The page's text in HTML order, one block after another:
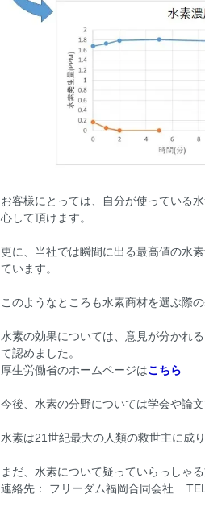
お客様にとっては、自分が使っている
心して頂けます。
更に、当社では瞬間に出る最高値の水
ています。
このようなところも水素商材を選ぶ際
水素の効果については、意見が分かれ
て認めました。
厚生労働省のホームページはこちら
今後、水素の分野については学会や論
水素は21世紀最大の人類の救世主に成
まだ、水素について疑っていらっしゃ
連絡先： フリーダム福岡合同会社